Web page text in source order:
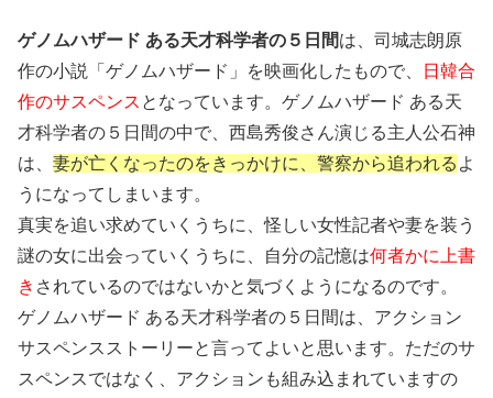
ゲノムハザード ある天才科学者の５日間は、司城志朗原
作の小説「ゲノムハザード」を映画化したもので、
日韓合
作のサスペンス となっています。ゲノムハザード ある天
才科学者の５日間の中で、西島秀俊さん演じる主人公石神
は、 妻が亡くなったのをきっかけに、警察から追われる よ
うになってしまいます。
真実を追い求めていくうちに、怪しい女性記者や妻を装う
謎の女に出会っていくうちに、自分の記憶は何者かに上書
き されているのではないかと気づくようになるのです。
ゲノムハザード ある天才科学者の５日間は、アクション
サスペンスストーリーと言ってよいと思います。ただのサ
スペンスではなく、アクションも組み込まれていますの